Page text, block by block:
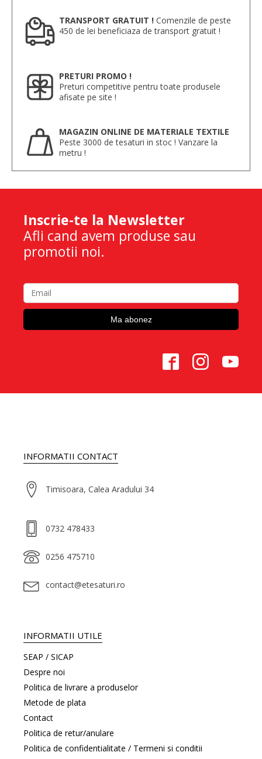
TRANSPORT GRATUIT ! Comenzile de peste
450 de lei beneficiaza de transport gratuit !
PRETURI PROMO !
Preturi competitive pentru toate produsele
afisate pe site !
MAGAZIN ONLINE DE MATERIALE TEXTILE
Peste 3000 de tesaturi in stoc ! Vanzare la
metru !
Inscrie-te la Newsletter
Afli cand avem produse sau
promotii noi.
INFORMATII CONTACT
Timisoara, Calea Aradului 34
0732 478433
0256 475710
contact@etesaturi.ro
INFORMATII UTILE
SEAP / SICAP
Despre noi
Politica de livrare a produselor
Metode de plata
Contact
Politica de retur/anulare
Politica de confidentialitate / Termeni si conditii